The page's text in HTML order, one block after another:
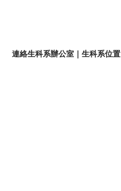
連絡生科系辦公室 生科系位置